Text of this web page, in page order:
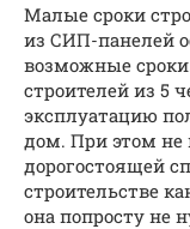
Малые сроки
из СИП-панелей
возможные
строителей из 5
эксплуатацию
дом. При этом не
дорогостоящей
строительстве
она попросту не